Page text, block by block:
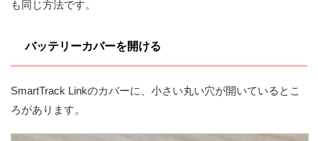
も同じ方法です。
バッテリーカバーを開ける
SmartTrack Linkのカバーに、小さい丸い穴が開いているとこ
ろがあります。